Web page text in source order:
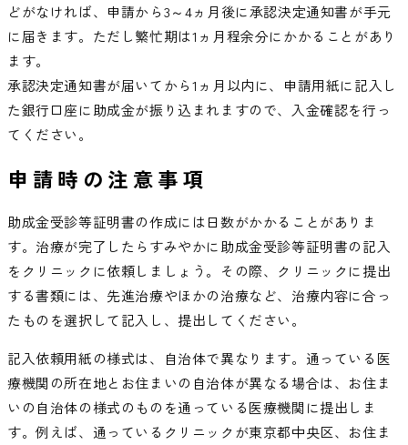
どがなければ、申請から3～4ヵ月後に承認決定通知書が手元
に届きます。ただし繁忙期は1ヵ月程余分にかかることがあり
ます。
承認決定通知書が届いてから1ヵ月以内に、申請用紙に記入し
た銀行口座に助成金が振り込まれますので、入金確認を行っ
てください。
申請時の注意事項
助成金受診等証明書の作成には日数がかかることがありま
す。治療が完了したらすみやかに助成金受診等証明書の記入
をクリニックに依頼しましょう。その際、クリニックに提出
する書類には、先進治療やほかの治療など、治療内容に合っ
たものを選択して記入し、提出してください。
記入依頼用紙の様式は、自治体で異なります。通っている医
療機関の所在地とお住まいの自治体が異なる場合は、お住ま
いの自治体の様式のものを通っている医療機関に提出しま
す。例えば、通っているクリニックが東京都中央区、お住ま